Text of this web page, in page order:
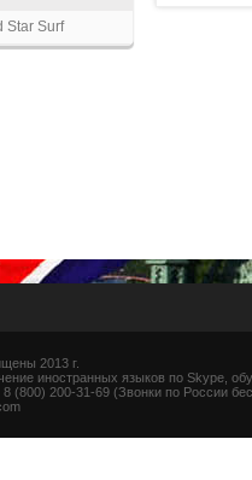
Star Surf
2013 г.
иностранных языков по Skype,
(800) 200-31-69 (Звонки по России